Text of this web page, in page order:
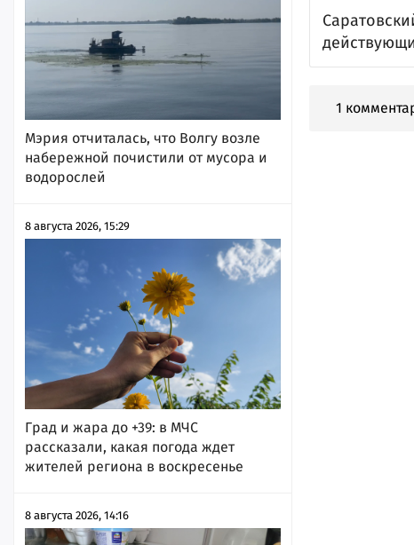
Мэрия отчиталась, что Волгу возле
набережной почистили от мусора и
водорослей
8 августа 2026, 15:29
Град и жара до +39: в МЧС
рассказали, какая погода ждет
жителей региона в воскресенье
8 августа 2026, 14:16
1